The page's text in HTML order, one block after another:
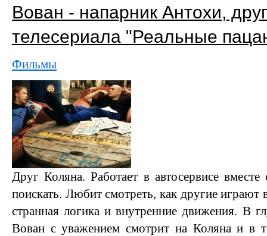
Вован - напарник Антохи,
телесериала "Реальные
Фильмы
Друг Коляна. Работает в автосервисе
поискать. Любит смотреть, как другие играют
странная логика и внутренние движения. В
Вован с уважением смотрит на Коляна и в